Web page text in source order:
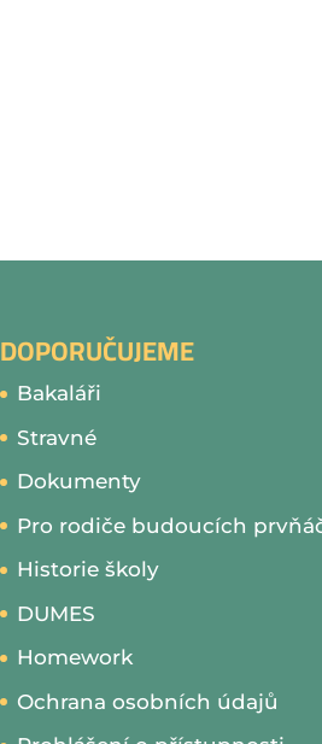
DOPORUČUJEME
Bakaláři
Stravné
Dokumenty
Pro rodiče budoucích
Historie školy
DUMES
Homework
Ochrana osobních údajů